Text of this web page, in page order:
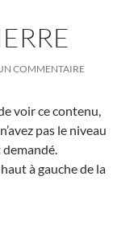
COMMENTAIRE
voir ce contenu,
pas le niveau
à gauche de la